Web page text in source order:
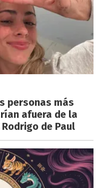
personas más
afuera de la
de Paul